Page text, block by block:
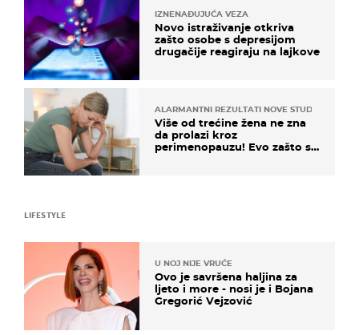
IZNENAĐUJUĆA VEZA
Novo istraživanje otkriva
zašto osobe s depresijom
drugačije reagiraju na lajkove
ALARMANTNI REZULTATI NOVE STUDIJE
Više od trećine žena ne zna
da prolazi kroz
perimenopauzu! Evo zašto su
LIFESTYLE
U NOJ NIJE VRUĆE
Ovo je savršena haljina za
ljeto i more - nosi je i Bojana
Gregorić Vejzović